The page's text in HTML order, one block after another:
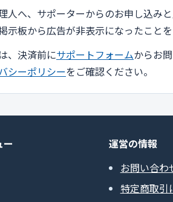
人へ、サポーターからのお申し込み
示板から広告が非表示になったことを
、決済前にサポートフォームからお
シーポリシーをご確認ください。
ー
運営の情報
お問い合わ
特定商取引